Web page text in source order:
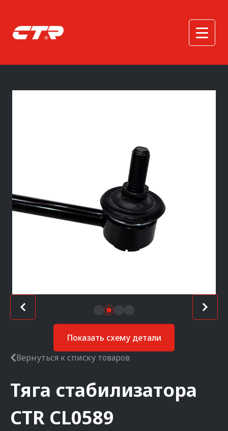
Показать схему детали
Вернуться к списку товаров
Тяга стабилизатора
CTR CL0589